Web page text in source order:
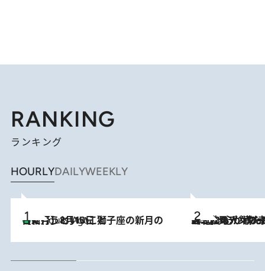
RANKING
ランキング
HOURLYDAILYWEEKLY
4 Hours Ago
【新月】8月13日 獅子座の新月の日に行うといいこと 2026.8.8
《北欧の人々の幸福度が高いのは…》元デンマーク親善大使が出会った“心が満たされる暮らし”「いいかげんにヒュッゲしなさい！」